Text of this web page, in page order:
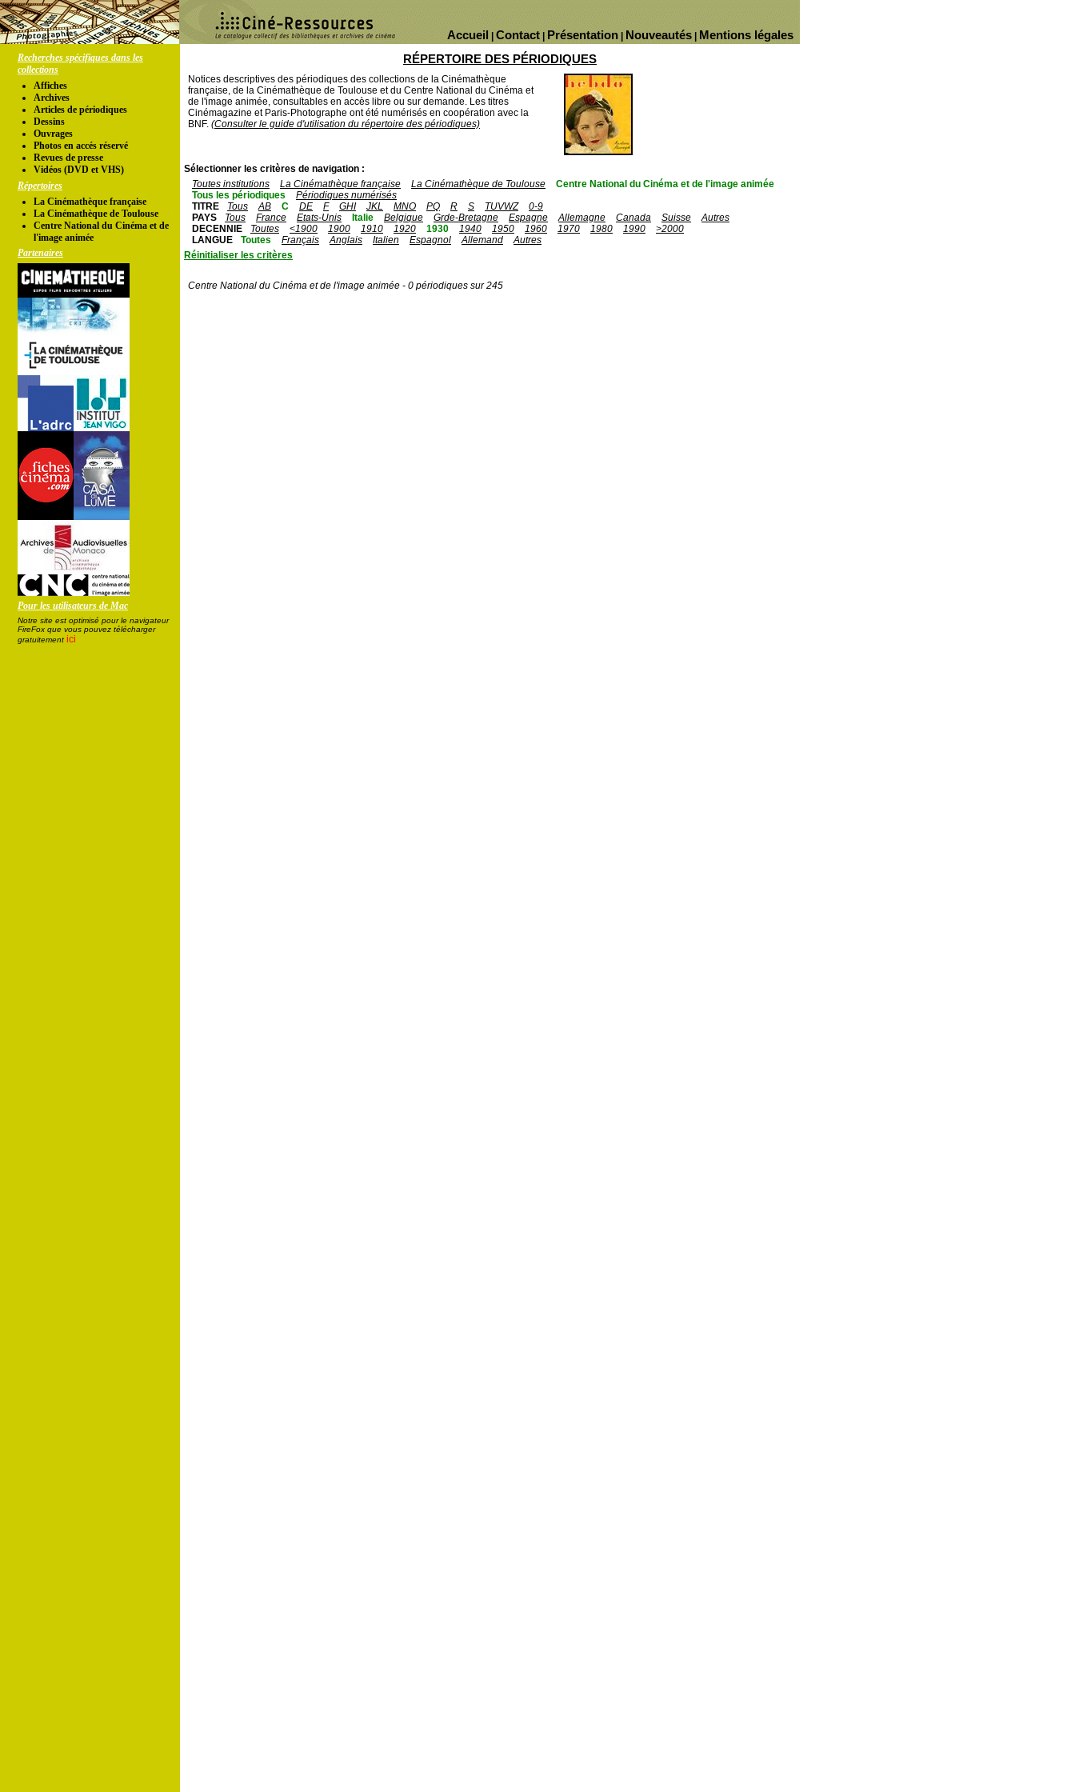
Mentions légales
Nouveautés
Présentation
Contact
Accueil
Recherches spécifiques dans les
collections
Affiches
Archives
Articles de périodiques
Dessins
Ouvrages
Photos en accés réservé
Revues de presse
Vidéos (DVD et VHS)
Répertoires
La Cinémathèque française
La Cinémathèque de Toulouse
Centre National du Cinéma et de
l'image animée
Partenaires
Pour les utilisateurs de Mac
Notre site est optimisé pour le navigateur
FireFox que vous pouvez télécharger
gratuitement ici
RÉPERTOIRE DES PÉRIODIQUES
Notices descriptives des périodiques des collections de la Cinémathèque
française, de la Cinémathèque de Toulouse et du Centre National du Cinéma et
de l'image animée, consultables en accès libre ou sur demande. Les titres
Cinémagazine et Paris-Photographe ont été numérisés en coopération avec la
BNF. (Consulter le guide d'utilisation du répertoire des périodiques)
Sélectionner les critères de navigation :
Toutes institutions
La Cinémathèque française La Cinémathèque de Toulouse
Centre National du Cinéma et de l'image animée
Tous les périodiques
Périodiques numérisés
TITRE
Tous AB C DE F GHI JKL MNO PQ R S TUVWZ
0-9
PAYS
Tous France Etats-Unis Italie Belgique Grde-Bretagne Espagne Allemagne Canada Suisse
Autres
DECENNIE
Toutes <1900 1900 1910 1920 1930 1940 1950 1960 1970 1980 1990
>2000
LANGUE
Toutes Français Anglais Italien Espagnol Allemand
Autres
Réinitialiser les critères
Centre National du Cinéma et de l'image animée - 0 périodiques sur 245